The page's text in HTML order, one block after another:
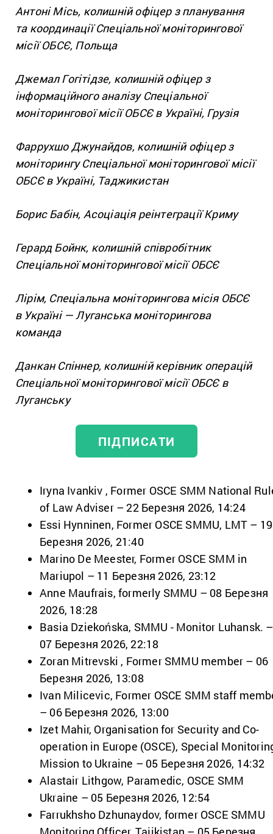
Антоні Місь, колишній офіцер з планування
та координації Спеціальної моніторингової
місії ОБСЄ, Польща
Джемал Гогітідзе, колишній офіцер з
інформаційного аналізу Спеціальної
моніторингової місії ОБСЄ в Україні, Грузія
Фаррухшо Джунайдов, колишній офіцер з
моніторингу Спеціальної моніторингової місії
ОБСЄ в Україні, Таджикистан
Борис Бабін, Асоціація реінтеграції Криму
Герард Бойнк, колишній співробітник
Спеціальної моніторингової місії ОБСЄ
Лірім, Спеціальна моніторингова місія ОБСЄ
в Україні — Луганська моніторингова
команда
Данкан Спіннер, колишній керівник операцій
Спеціальної моніторингової місії ОБСЄ в
Луганську
ПІДПИСАТИ
Iryna Ivankiv , Former OSCE SMM National
of Law Adviser – 22 Березня 2026, 14:24
Essi Hynninen, Former OSCE SMMU, LMT – 19
Березня 2026, 21:40
Marino De Meester, Former OSCE SMM in
Mariupol – 11 Березня 2026, 23:12
Anne Maufrais, formerly SMMU – 08 Березня
2026, 18:28
Basia Dziekońska, SMMU - Monitor Luhansk. –
07 Березня 2026, 22:18
Zoran Mitrevski , Former SMMU member – 06
Березня 2026, 13:08
Ivan Milicevic, Former OSCE SMM staff
– 06 Березня 2026, 13:00
Izet Mahir, Organisation for Security and Co-
operation in Europe (OSCE), Special
Mission to Ukraine – 05 Березня 2026, 14:32
Alastair Lithgow, Paramedic, OSCE SMM
Ukraine – 05 Березня 2026, 12:54
Farrukhsho Dzhunaydov, former OSCE SMMU